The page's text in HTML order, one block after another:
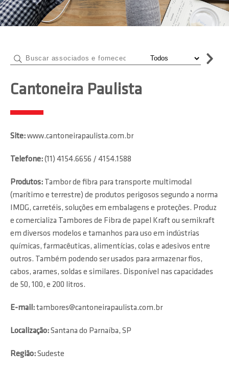
Cantoneira Paulista
Site:www.cantoneirapaulista.com.br
Telefone:(11) 4154.6656 / 4154.1588
Produtos: Tambor de fibra para transporte multimodal
(marítimo e terrestre) de produtos perigosos segundo a norma
IMDG, carretéis, soluções em embalagens e proteções. Produz
e comercializa Tambores de Fibra de papel Kraft ou semikraft
em diversos modelos e tamanhos para uso em indústrias
químicas, farmacêuticas, alimentícias, colas e adesivos entre
outros. Também podendo ser usados para armazenar fios,
cabos, arames, soldas e similares. Disponível nas capacidades
de 50, 100, e 200 litros.
E-mail:tambores@cantoneirapaulista.com.br
Localização:Santana do Parnaíba, SP
Região:Sudeste